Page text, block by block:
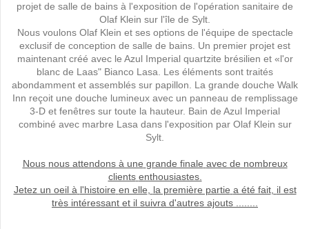
projet de salle de bains à l'exposition de l'opération sanitaire de
Olaf Klein sur l'île de Sylt
Nous voulons Olaf Klein et ses options de l'équipe de spectacle
exclusif de conception de salle de bains Un premier projet est
maintenant créé avec le Azul Imperial quartzite brésilien et «l'or
blanc de Laas" Bianco Lasa Les éléments sont traités
abondamment et assemblés sur papillon La grande douche Walk
Inn reçoit une douche lumineux avec un panneau de remplissage
3-D et fenêtres sur toute la hauteur. Bain de Azul Imperial
combiné avec marbre Lasa dans l'exposition par Olaf Klein sur
Sylt.
Nous nous attendons à une grande finale avec de nombreux
clients enthousiastes.
Jetez un oeil à l'histoire en elle la première partie a été fait, il est
très intéressant et il suivra d'autres ajouts